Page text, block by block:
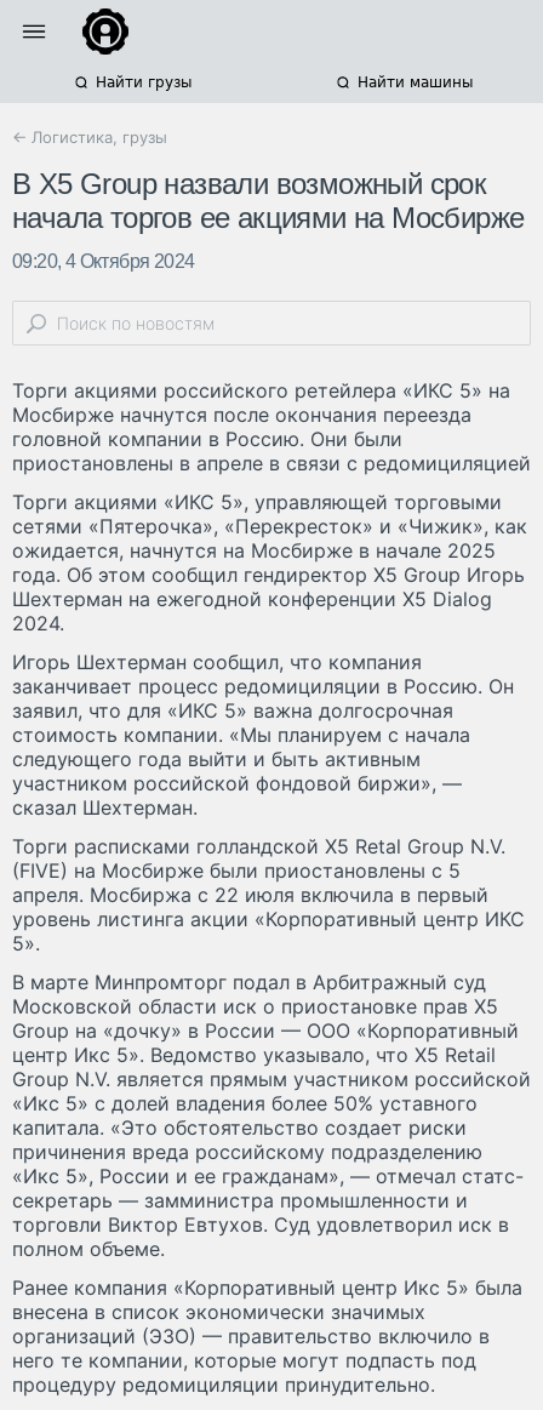
Найти грузы Найти машины
← Логистика, грузы
В X5 Group назвали возможный срок
начала торгов ее акциями на Мосбирже
09:20, 4 Октября 2024
Торги акциями российского ретейлера «ИКС 5» на
Мосбирже начнутся после окончания переезда
головной компании в Россию. Они были
приостановлены в апреле в связи с редомициляцией
Торги акциями «ИКС 5», управляющей торговыми
сетями «Пятерочка», «Перекресток» и «Чижик», как
ожидается, начнутся на Мосбирже в начале 2025
года. Об этом сообщил гендиректор Х5 Group Игорь
Шехтерман на ежегодной конференции Х5 Dialog
2024.
Игорь Шехтерман сообщил, что компания
заканчивает процесс редомициляции в Россию. Он
заявил, что для «ИКС 5» важна долгосрочная
стоимость компании. «Мы планируем с начала
следующего года выйти и быть активным
участником российской фондовой биржи», —
сказал Шехтерман.
Торги расписками голландской X5 Retal Group N.V.
(FIVE) на Мосбирже были приостановлены с 5
апреля. Мосбиржа с 22 июля включила в первый
уровень листинга акции «Корпоративный центр ИКС
5».
В марте Минпромторг подал в Арбитражный суд
Московской области иск о приостановке прав X5
Group на «дочку» в России — ООО «Корпоративный
центр Икс 5». Ведомство указывало, что X5 Retail
Group N.V. является прямым участником российской
«Икс 5» с долей владения более 50% уставного
капитала. «Это обстоятельство создает риски
причинения вреда российскому подразделению
«Икс 5», России и ее гражданам», — отмечал статс-
секретарь — замминистра промышленности и
торговли Виктор Евтухов. Суд удовлетворил иск в
полном объеме.
Ранее компания «Корпоративный центр Икс 5» была
внесена в список экономически значимых
организаций (ЭЗО) — правительство включило в
него те компании, которые могут подпасть под
процедуру редомициляции принудительно.